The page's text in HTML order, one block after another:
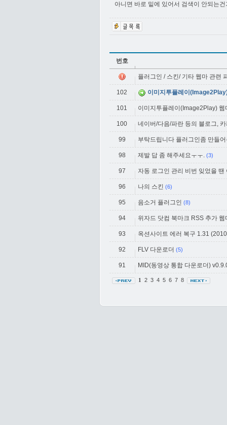
아니면 바로 밑에 있어서 검색이 안되는
번호
플러그인 / 스킨/ 기타 웹마 관련
102 이미지투플레이
101 이미지투플레이(Image2Play) 웹
100 네이버/다음/파란 등의 블로그,
99 부탁드립니다 플러그인좀 만들
98 제발 답 좀 해주세요ㅜㅜ. (3)
97 자동 로그인 관리 비번 잊었을 땐
96 나의 스킨 (6)
95 음소거 플러그인 (8)
94 위자드 닷컴 북마크 RSS 추가 웹
93 옥션사이트 에러 복구 1.31
92 FLV 다운로더 (5)
91 MID(동영상 통합 다운로더)
1 2 3 4 5 6 7 8